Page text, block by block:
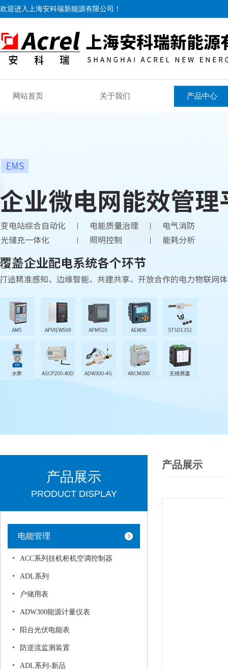
欢迎进入上海安科瑞新能源有限公司！
网站首页 关于我们 产品中心
产品展示
PRODUCT DISPLAY
电能管理
ACC系列挂机柜机空调控制器
ADL系列
户储用表
ADW300能源计量仪表
阳台光伏电能表
防逆流监测装置
ADL系列-新品
产品展示